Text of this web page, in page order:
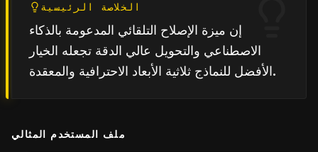
الخلاصة الرئيسية
إن ميزة الإصلاح التلقائي المدعومة بالذكاء
الاصطناعي والتحويل عالي الدقة تجعله الخيار
الأفضل للنماذج ثلاثية الأبعاد الاحترافية والمعقدة.
ملف المستخدم المثالي